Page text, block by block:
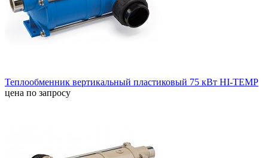
Теплообменник вертикальный пластиковый 75 кВт HI-TEMP
цена по запросу